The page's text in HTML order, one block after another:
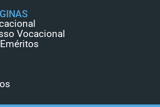
Vocacional